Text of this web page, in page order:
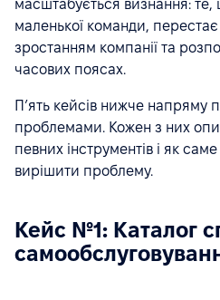
масштабується визнання:
маленької команди,
зростанням компанії та
часових поясах.
П’ять кейсів нижче напряму
проблемами. Кожен з них
певних інструментів і як
вирішити проблему.
Кейс №1: Каталог